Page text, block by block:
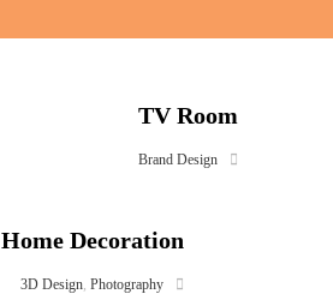
TV Room
Brand Design
Home Decoration
3D Design, Photography